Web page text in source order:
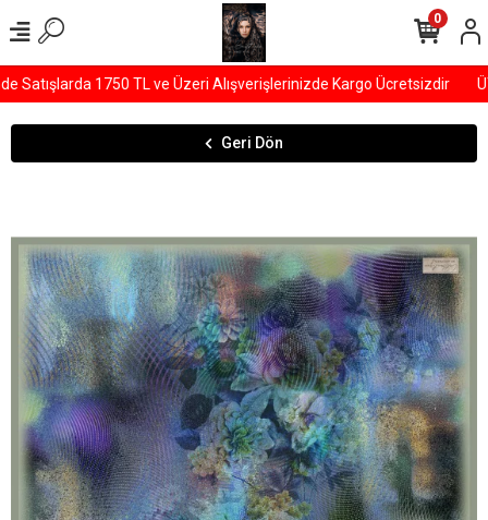
1750 TL ve Üzeri Alışverişlerinizde Kargo Ücretsizdir
0
Geri Dön